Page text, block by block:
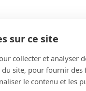
sur ce site
collecter et analyser
site, pour fournir des
le contenu et les